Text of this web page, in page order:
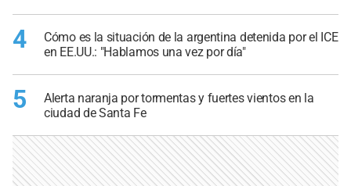
4
Cómo es la situación de la argentina detenida por el ICE
en EE.UU.: "Hablamos una vez por día"
5
Alerta naranja por tormentas y fuertes vientos en la
ciudad de Santa Fe